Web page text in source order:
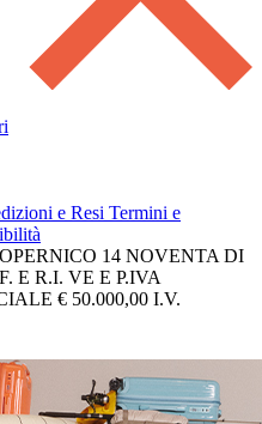
e Resi Termini e
14 NOVENTA DI
E R.I. VE E P.IVA
€ 50.000,00 I.V.